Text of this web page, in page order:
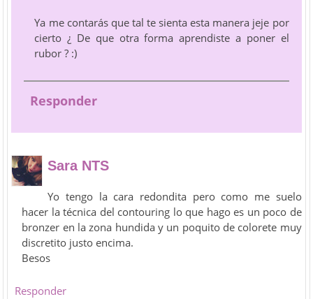
Ya me contarás que tal te sienta esta manera jeje por
cierto ¿ De que otra forma aprendiste a poner el
rubor ? :)
Responder
Sara NTS
Yo tengo la cara redondita pero como me suelo
hacer la técnica del contouring lo que hago es un poco de
bronzer en la zona hundida y un poquito de colorete muy
discretito justo encima.
Besos
Responder